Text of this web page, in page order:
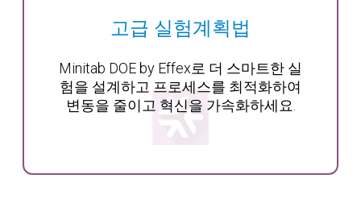
고급 실험계획법
Minitab DOE by Effex로 더 스마트한 실
험을 설계하고 프로세스를 최적화하여
변동을 줄이고 혁신을 가속화하세요.